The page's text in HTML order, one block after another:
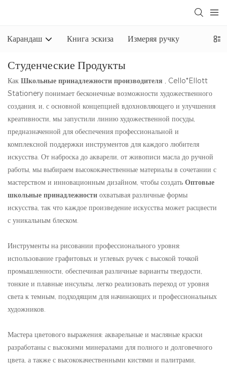
Карандаш Книга эскиза Измеряя ручку
Студенческие Продукты
Как Школьные принадлежности производителя , Cello*Ellott
Stationery понимает бесконечные возможности художественного
создания, и, с основной концепцией вдохновляющего и улучшения
креативности, мы запустили линию художественной посуды,
предназначенной для обеспечения профессиональной и
комплексной поддержки инструментов для каждого любителя
искусства. От наброска до акварели, от живописи масла до ручной
работы, мы выбираем высококачественные материалы в сочетании с
мастерством и инновационным дизайном, чтобы создать Оптовые
школьные принадлежности охватывая различные формы
искусства, так что каждое произведение искусства может расцвести
с уникальным блеском.
Инструменты на рисовании профессионального уровня:
использование графитовых и углевых ручек с высокой точкой
промышленности, обеспечивая различные варианты твердости,
тонкие и плавные инсульты, легко реализовать переход от уровня
света к темным, подходящим для начинающих и профессиональных
художников.
Мастера цветового выражения: акварельные и масляные краски
разработаны с высокими минералами для полного и долговечного
цвета, а также с высококачественными кистями и палитрами,